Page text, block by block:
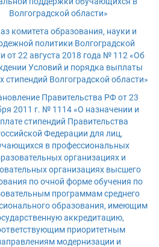
Волгоградской области»
комитета образования, науки и
политики Волгоградской
от 22 августа 2018 года № 112 «Об
Условий и порядка выплаты
стипендий Волгоградской области»
Правительства РФ от 23
2011 г. № 1114 «О назначении и
стипендий Правительства
Федерации для лиц,
в профессиональных
организациях и
организациях высшего
по очной форме обучения по
программам среднего
образования, имеющим
аккредитацию,
приоритетным
модернизации и